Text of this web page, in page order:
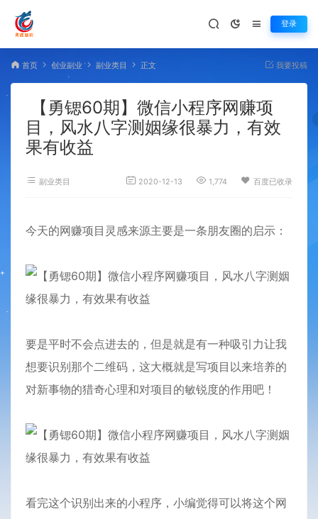
登录
首页 创业副业 副业类目 正文 我要投稿
【勇锶60期】微信小程序网赚项
目，风水八字测姻缘很暴力，有效
果有收益
副业类目 2020-12-13 1,774 百度已收录
今天的网赚项目灵感来源主要是一条朋友圈的启示：
要是平时不会点进去的，但是就是有一种吸引力让我
想要识别那个二维码，这大概就是写项目以来培养的
对新事物的猎奇心理和对项目的敏锐度的作用吧！
看完这个识别出来的小程序 ，小编觉得可以将这个网